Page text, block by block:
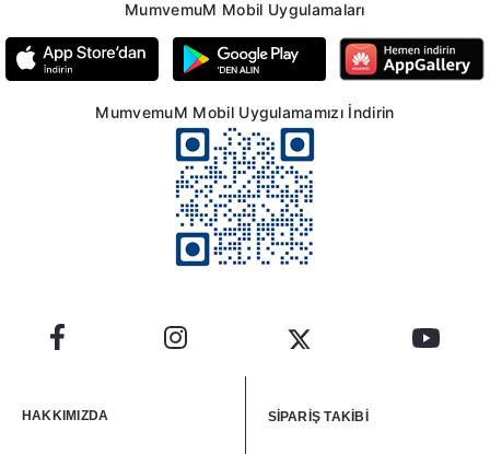
MumvemuM Mobil Uygulamaları
MumvemuM Mobil Uygulamamızı İndirin
HAKKIMIZDA SİPARİŞ TAKİBİ